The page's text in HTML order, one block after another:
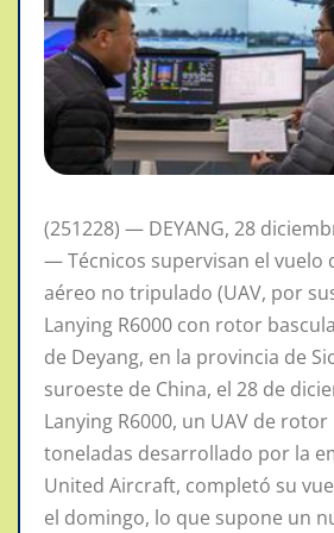
(251228) — DEYANG, 28
— Técnicos supervisan el vuelo
aéreo no tripulado (UAV, por
Lanying R6000 con rotor
de Deyang, en la provincia de
suroeste de China, el 28 de
Lanying R6000, un UAV de
toneladas desarrollado por la
United Aircraft, completó su
el domingo, lo que supone un